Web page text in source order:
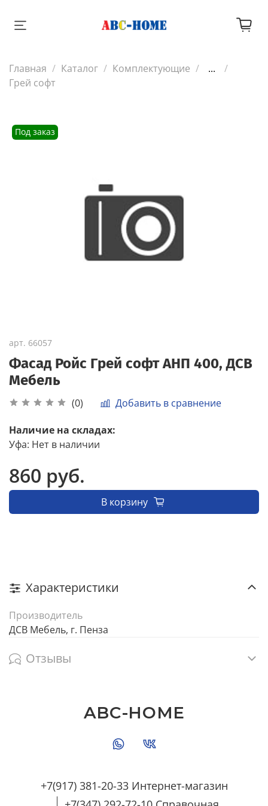
Главная Каталог Комплектующие
...
Грей софт
Под заказ
арт. 66057
Фасад Ройс Грей софт АНП 400, ДСВ
Мебель
(0) Добавить в сравнение
Наличие на складах:
Уфа: Нет в наличии
860 руб.
В корзину
Характеристики
Производитель
ДСВ Мебель, г. Пенза
Отзывы
+7(917) 381-20-33 Интернет-магазин
ABC-HOME